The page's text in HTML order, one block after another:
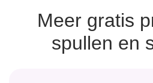
Meer gratis
spullen en